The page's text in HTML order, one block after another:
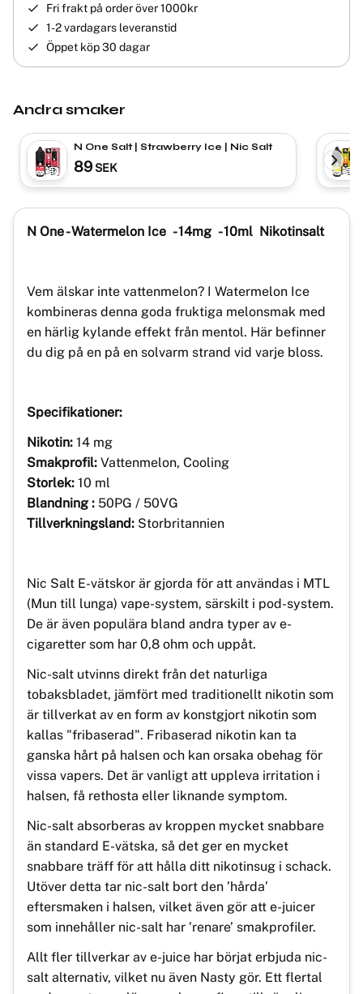
Fri frakt på order över 1000kr
1-2 vardagars leveranstid
Öppet köp 30 dagar
Andra smaker
N One Salt | Strawberry Ice | Nic Salt
89 SEK
N One - Watermelon Ice - 14mg - 10ml Nikotinsalt
Vem älskar inte vattenmelon? I Watermelon Ice
kombineras denna goda fruktiga melonsmak med
en härlig kylande effekt från mentol. Här befinner
du dig på en på en solvarm strand vid varje bloss.
Specifikationer:
Nikotin: 14 mg
Smakprofil: Vattenmelon, Cooling
Storlek: 10 ml
Blandning : 50PG / 50VG
Tillverkningsland: Storbritannien
Nic Salt E-vätskor är gjorda för att användas i MTL
(Mun till lunga) vape-system, särskilt i pod-system.
De är även populära bland andra typer av e-
cigaretter som har 0,8 ohm och uppåt.
Nic-salt utvinns direkt från det naturliga
tobaksbladet, jämfört med traditionellt nikotin som
är tillverkat av en form av konstgjort nikotin som
kallas "fribaserad". Fribaserad nikotin kan ta
ganska hårt på halsen och kan orsaka obehag för
vissa vapers. Det är vanligt att uppleva irritation i
halsen, få rethosta eller liknande symptom.
Nic-salt absorberas av kroppen mycket snabbare
än standard E-vätska, så det ger en mycket
snabbare träff för att hålla ditt nikotinsug i schack.
Utöver detta tar nic-salt bort den ’hårda’
eftersmaken i halsen, vilket även gör att e-juicer
som innehåller nic-salt har ’renare’ smakprofiler.
Allt fler tillverkar av e-juice har börjat erbjuda nic-
salt alternativ, vilket nu även Nasty gör. Ett flertal